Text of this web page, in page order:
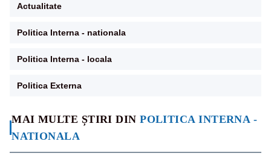
MAI MULTE ȘTIRI DINPOLITICA INTERNA -
NATIONALA
Actualitate
Politica Interna - nationala
Politica Interna - locala
Politica Externa